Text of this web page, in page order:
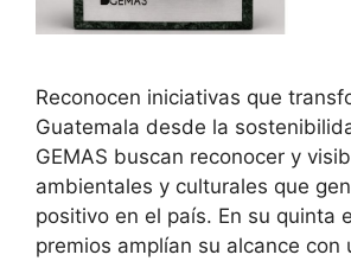
Reconocen iniciativas que
Guatemala desde la
GEMAS buscan reconocer y
ambientales y culturales que
positivo en el país. En su quinta
premios amplían su alcance con